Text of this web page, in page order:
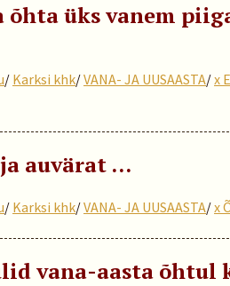
õhta üks vanem
/ Karksi khk/VANA- JA UUSAASTA/x
auvärat …
/ Karksi khk/VANA- JA UUSAASTA/x
vana-aasta õhtul